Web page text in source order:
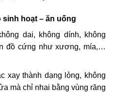
hoạt – ăn uống
dai, không dính, không
đồ cứng như xương, mía,…
xay thành dạng lỏng, không
mà chỉ nhai bằng vùng răng